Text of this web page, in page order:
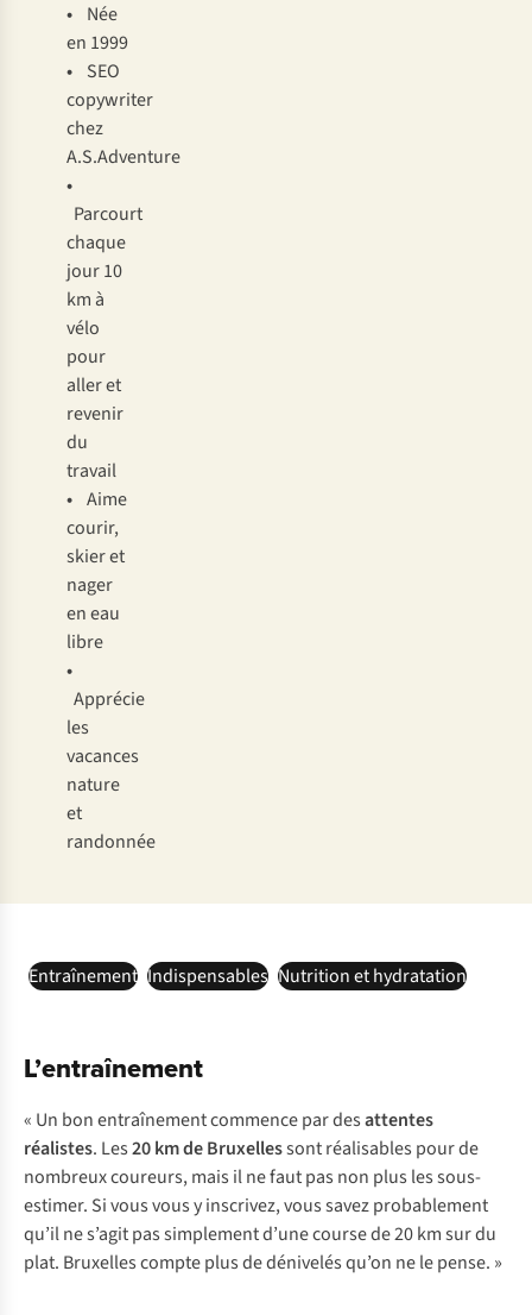
• Née
en 1999
• SEO
copywriter
chez
A.S.Adventure
•
Parcourt
chaque
jour 10
km à
vélo
pour
aller et
revenir
du
travail
• Aime
courir,
skier et
nager
en eau
libre
•
Apprécie
les
vacances
nature
et
randonnée
Entraînement Indispensables Nutrition et hydratation
L’entraînement
« Un bon entraînement commence par desattentes
réalistes. Les20 km de Bruxellessont réalisables pour de
nombreux coureurs, mais il ne faut pas non plus les sous-
estimer. Si vous vous y inscrivez, vous savez probablement
qu’il ne s’agit pas simplement d’une course de 20 km sur du
plat. Bruxelles compte plus de dénivelés qu’on ne le pense. »